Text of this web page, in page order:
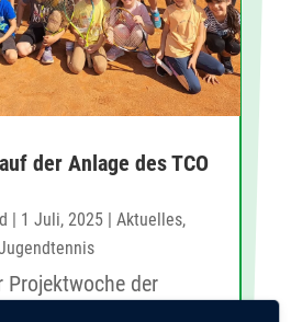
der Anlage des TCO
| 1 Juli, 2025| Aktuelles,
Projektwoche der